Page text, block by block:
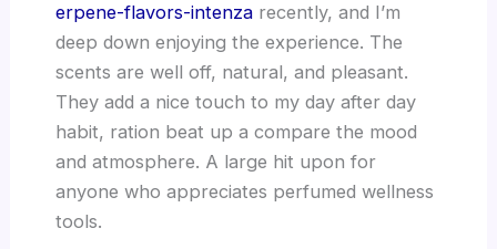
erpene-flavors-intenzarecently, and I’m
deep down enjoying the experience. The
scents are well off, natural, and pleasant.
They add a nice touch to my day after day
habit, ration beat up a compare the mood
and atmosphere. A large hit upon for
anyone who appreciates perfumed wellness
tools.